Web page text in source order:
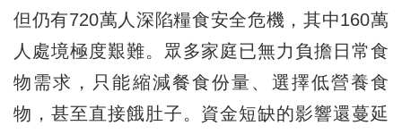
但仍有720萬人深陷糧食安全危機，其中160萬
人處境極度艱難。眾多家庭已無力負擔日常食
物需求，只能縮減餐食份量、選擇低營養食
物，甚至直接餓肚子。資金短缺的影響還蔓延